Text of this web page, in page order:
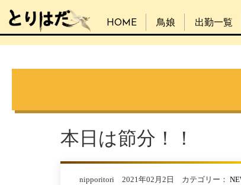
HOME 鳥娘 出勤一覧
本日は節分！！
nipporitori 2021年02月2日 カテゴリー：